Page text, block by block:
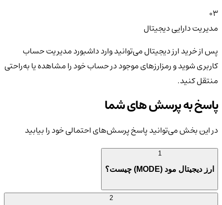
03
مدیریت دارایی دیجیتال
پس از خرید ارز دیجیتال می‌توانید وارد داشبورد مدیریت حساب
کاربری شوید و رمزارزهای موجود در حساب خود را مشاهده یا به‌راحتی
منتقل کنید.
پاسخ به پرسش های شما
در این بخش می‌توانید پاسخ پرسش‌های احتمالی خود را بیابید
ارز دیجیتال مود (MODE) چیست؟